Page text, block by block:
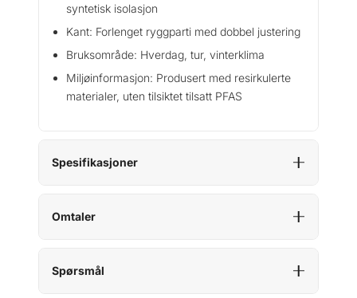
syntetisk isolasjon
Kant: Forlenget ryggparti med dobbel justering
Bruksområde: Hverdag, tur, vinterklima
Miljøinformasjon: Produsert med resirkulerte
materialer, uten tilsiktet tilsatt PFAS
Spesifikasjoner
Omtaler
Spørsmål